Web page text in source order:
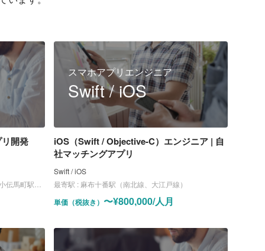
開発
日比谷線）
スマホアプリエンジニア
Swift / iOS
iOS（Swift / Objective-C）エンジニア | 自
社マッチングアプリ
Swift / iOS
最寄駅 : 麻布十番駅（南北線、大江戸線）
単価（税抜き） 〜¥800,000/人月